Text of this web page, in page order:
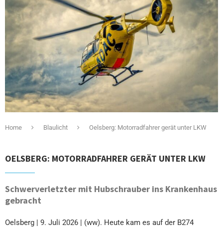
Home Blaulicht Oelsberg: Motorradfahrer gerät unter LKW
OELSBERG: MOTORRADFAHRER GERÄT UNTER LKW
Schwerverletzter mit Hubschrauber ins Krankenhaus
gebracht
Oelsberg | 9. Juli 2026 | (ww). Heute kam es auf der B274